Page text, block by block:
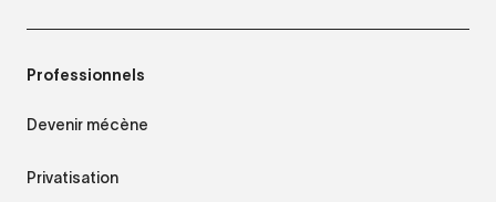
Professionnels
Devenir mécène
Privatisation